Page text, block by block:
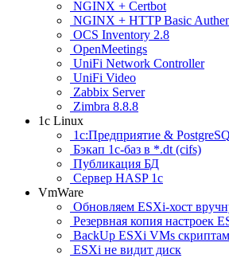
NGINX + Certbot
NGINX + HTTP Basic
OCS Inventory 2.8
OpenMeetings
UniFi Network Controller
UniFi Video
Zabbix Server
Zimbra 8.8.8
1c Linux
1с:Предприятие &
Бэкап 1с-баз в *.dt (cifs)
Публикация БД
Сервер HASP 1c
VmWare
Обновляем ESXi-хост
Резервная копия настроек
BackUp ESXi VMs
ESXi не видит диск